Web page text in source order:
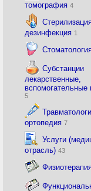
томография 4
дезинфекция 1
Субстанции
лекарственные,
вспомогательные
5
ортопедия 7
Услуги
отрасль) 43